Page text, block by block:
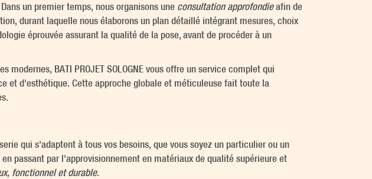
un premier temps, nous organisons une consultation approfondieafin de
durant laquelle nous élaborons un plan détaillé intégrant mesures, choix
éprouvée assurant la qualité de la pose, avant de procéder à un
BATI PROJET SOLOGNE vous offre un service complet qui
et d'esthétique. Cette approche globale et méticuleuse fait toute la
qui s'adaptent à tous vos besoins, que vous soyez un particulier ou un
passant par l'approvisionnement en matériaux de qualité supérieure et
fonctionnel et durable.